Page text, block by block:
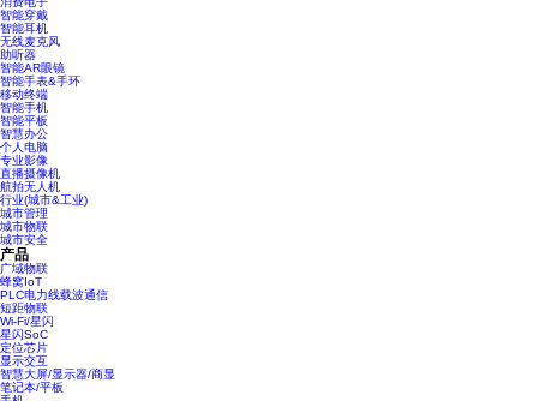
智能穿戴
智能耳机
无线麦克风
助听器
智能AR眼镜
智能手表&手环
移动终端
智能手机
智能平板
智慧办公
个人电脑
专业影像
直播摄像机
航拍无人机
行业(城市&工业)
城市管理
城市物联
城市安全
产品
广域物联
蜂窝IoT
PLC电力线载波通信
短距物联
Wi-Fi/星闪
星闪SoC
定位芯片
显示交互
智慧大屏/显示器/商显
笔记本/平板